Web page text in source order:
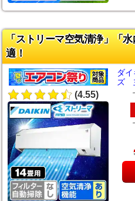
「ストリーマ空気清浄」「
適！
(4.55)
ダ
ズ